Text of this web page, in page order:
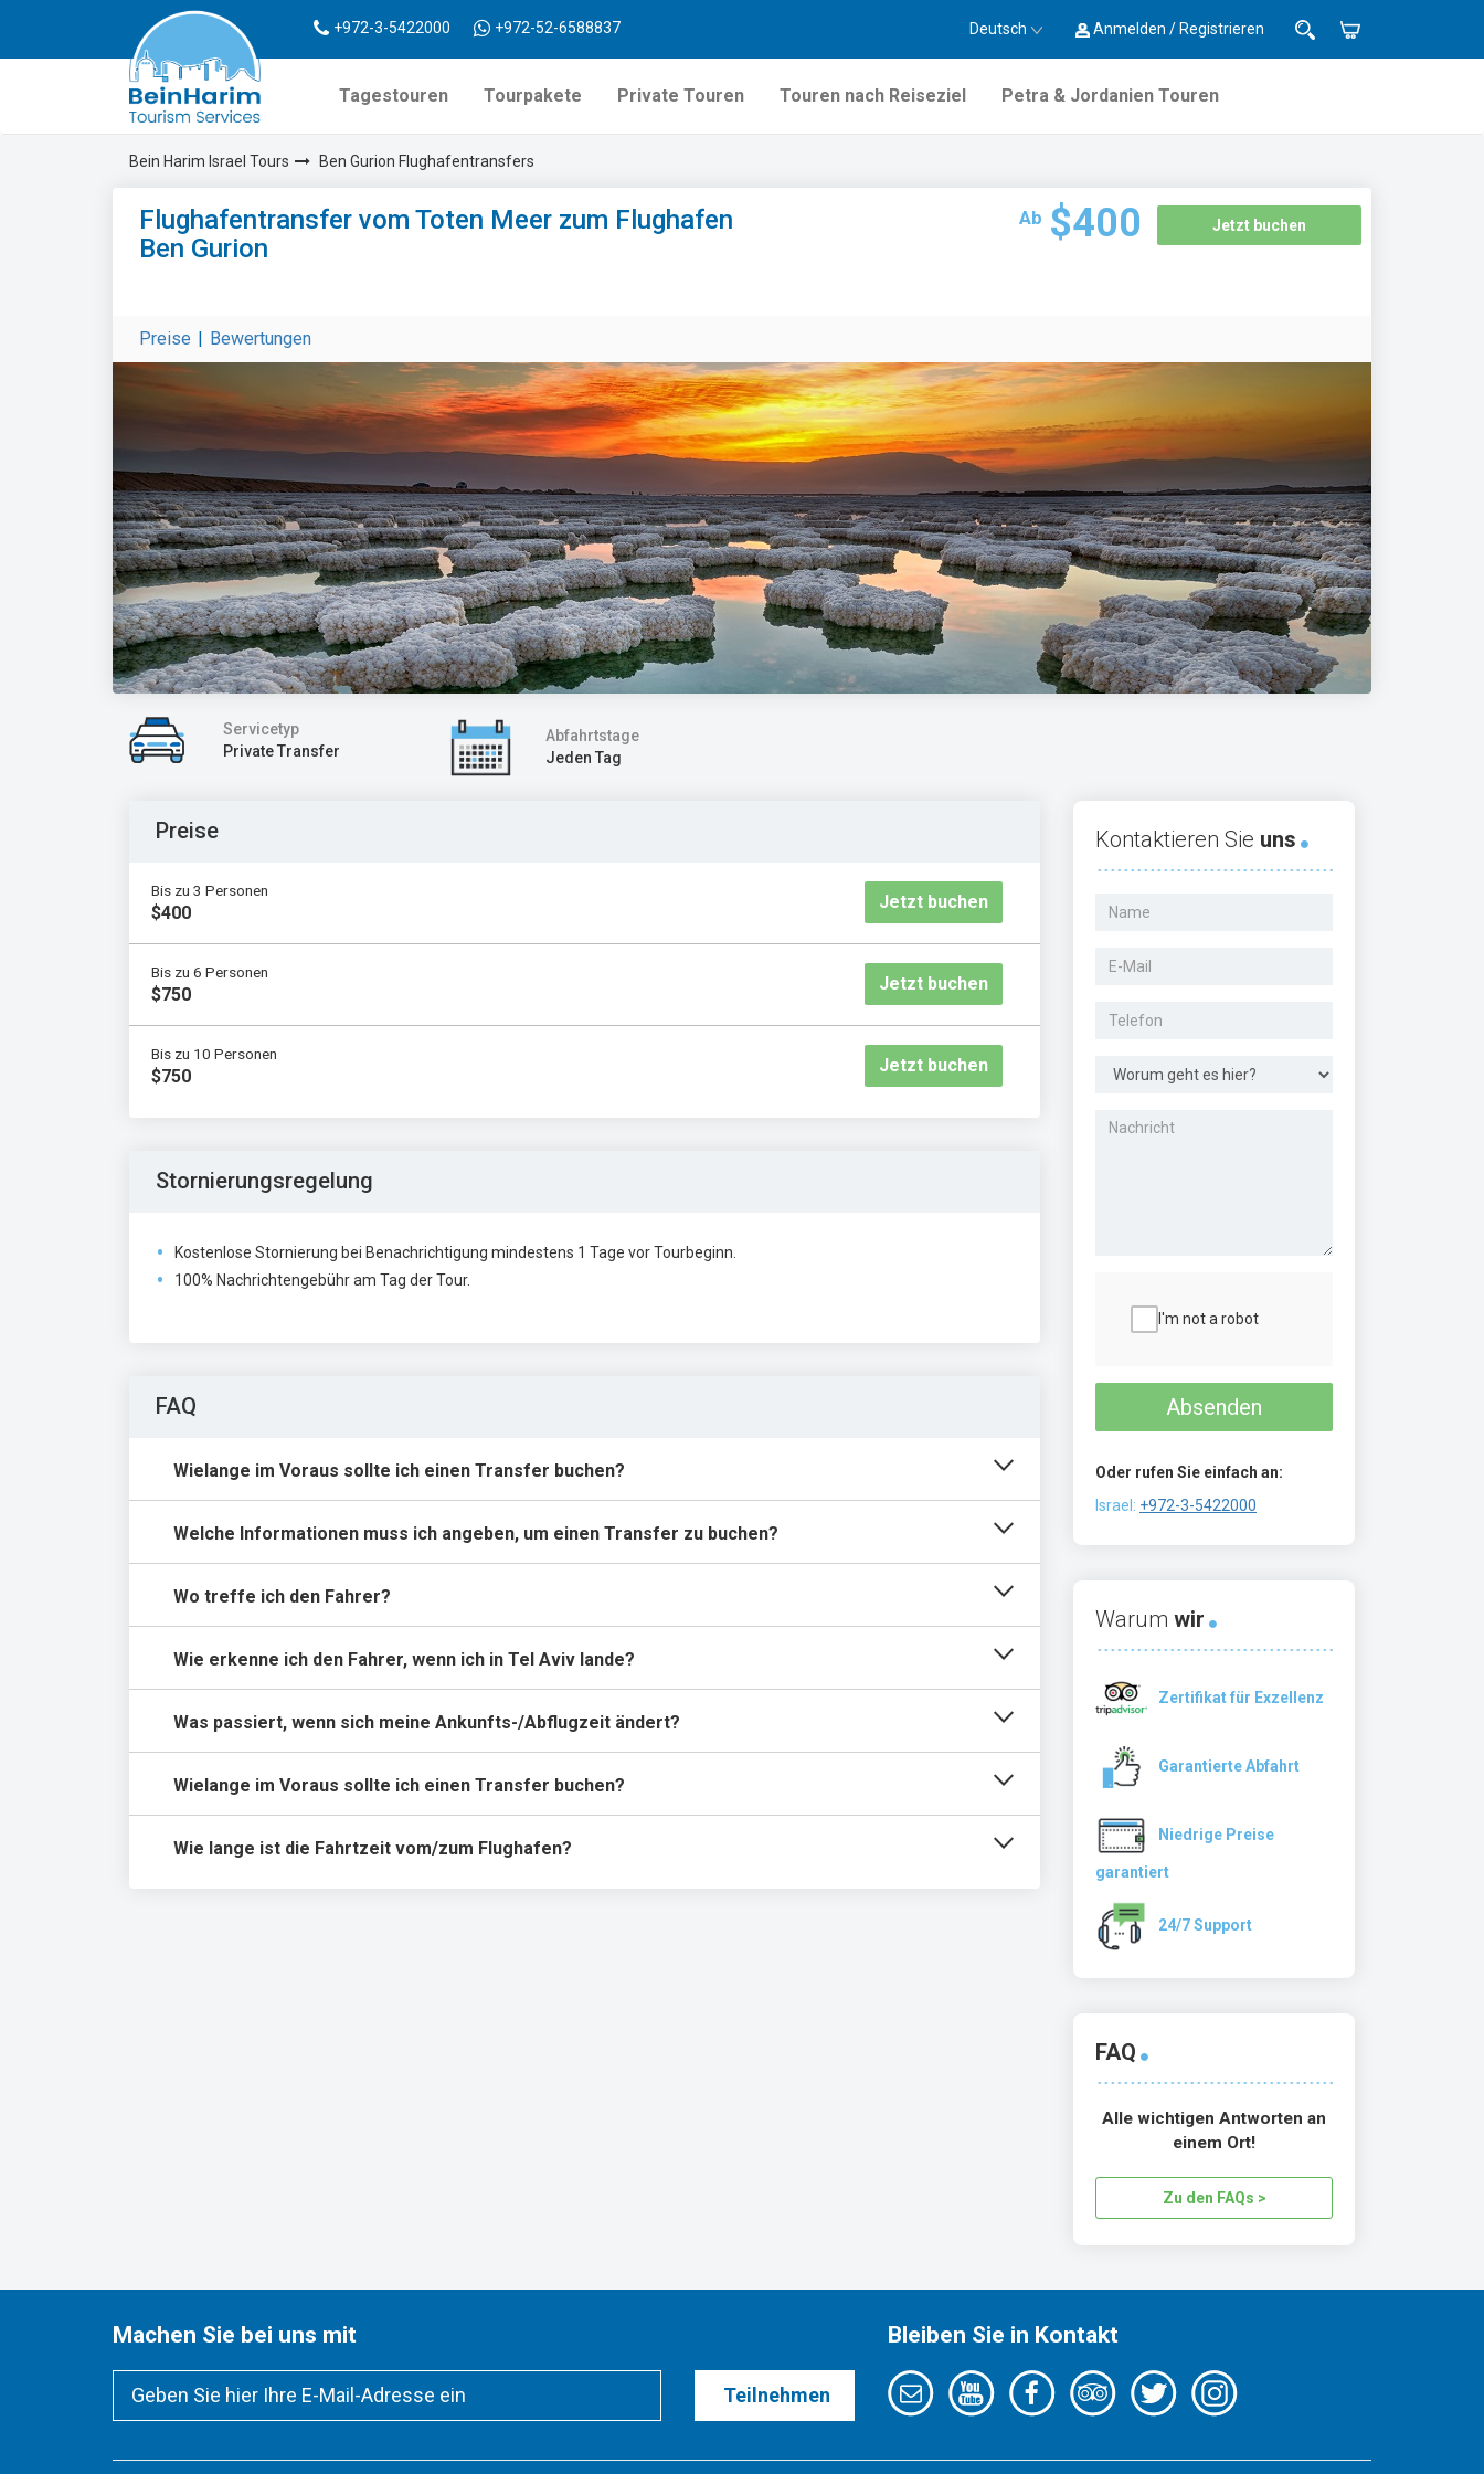
+972-3-5422000 +972-52-6588837 Deutsch Anmelden / Registrieren
Tagestouren Tourpakete Private Touren Touren nach Reiseziel Petra & Jordanien Touren
Bein Harim Israel Tours Ben Gurion Flughafentransfers
Flughafentransfer vom Toten Meer zum Flughafen
Ben Gurion
Ab $400 Jetzt buchen
Preise | Bewertungen
Servicetyp
Private Transfer
Abfahrtstage
Jeden Tag
Preise
Bis zu 3 Personen
$400
Jetzt buchen
Bis zu 6 Personen
$750
Jetzt buchen
Bis zu 10 Personen
$750
Jetzt buchen
Stornierungsregelung
Kostenlose Stornierung bei Benachrichtigung mindestens 1 Tage vor Tourbeginn.
100% Nachrichtengebühr am Tag der Tour.
FAQ
Wielange im Voraus sollte ich einen Transfer buchen?
Welche Informationen muss ich angeben, um einen Transfer zu buchen?
Wo treffe ich den Fahrer?
Wie erkenne ich den Fahrer, wenn ich in Tel Aviv lande?
Was passiert, wenn sich meine Ankunfts-/Abflugzeit ändert?
Wielange im Voraus sollte ich einen Transfer buchen?
Wie lange ist die Fahrtzeit vom/zum Flughafen?
Kontaktieren Sie uns
I'm not a robot
Absenden
Oder rufen Sie einfach an:
Israel: +972-3-5422000
Warum wir
Zertifikat für Exzellenz
Garantierte Abfahrt
Niedrige Preise
garantiert
24/7 Support
FAQ
Alle wichtigen Antworten an
einem Ort!
Zu den FAQs >
Machen Sie bei uns mit
Teilnehmen
Bleiben Sie in Kontakt